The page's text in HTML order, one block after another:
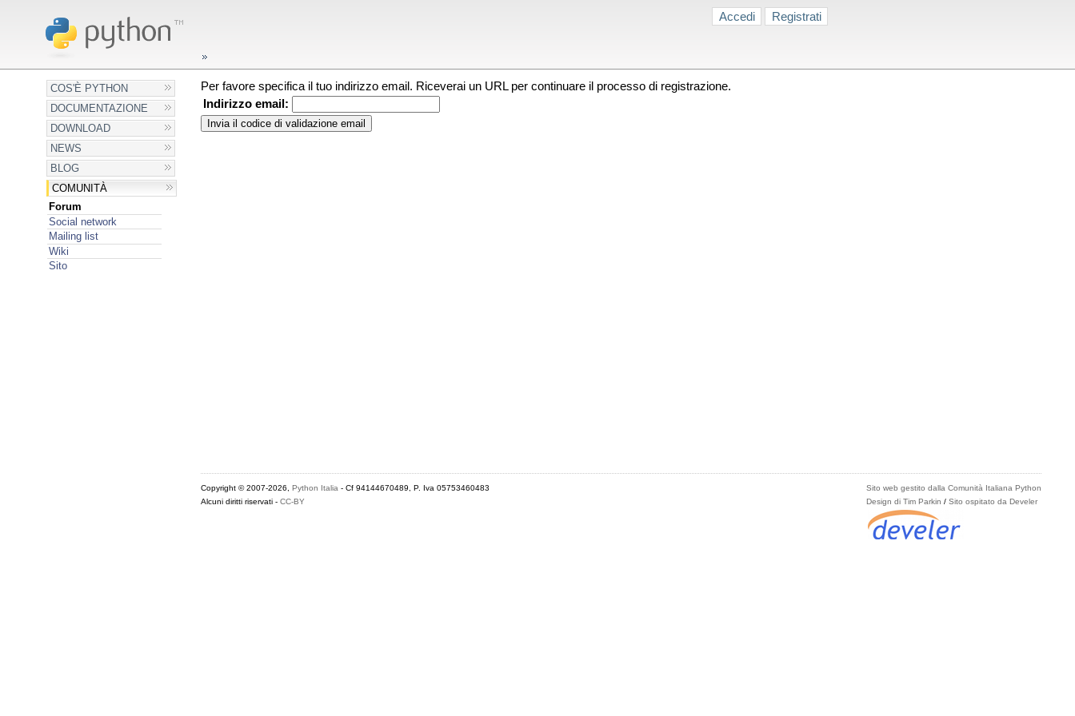
Accedi Registrati
COS'È PYTHON
DOCUMENTAZIONE
DOWNLOAD
NEWS
BLOG
COMUNITÀ
Forum
Social network
Mailing list
Wiki
Sito
Per favore specifica il tuo indirizzo email. Riceverai un URL per continuare il processo di registrazione.
Indirizzo email:
Sito web gestito dalla Comunità Italiana Python
Design di Tim Parkin /Sito ospitato da Develer
Copyright © 2007-2026, Python Italia - Cf 94144670489, P. Iva 05753460483
Alcuni diritti riservati - CC-BY